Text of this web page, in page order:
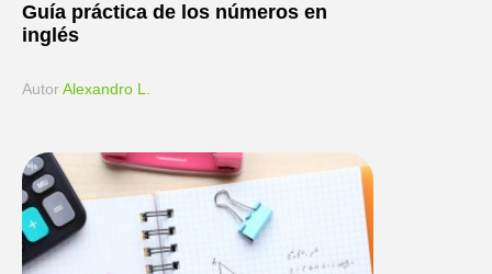
Guía práctica de los números en
inglés
АutorAlexandro L.